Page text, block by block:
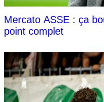
Mercato ASSE : ça
point complet